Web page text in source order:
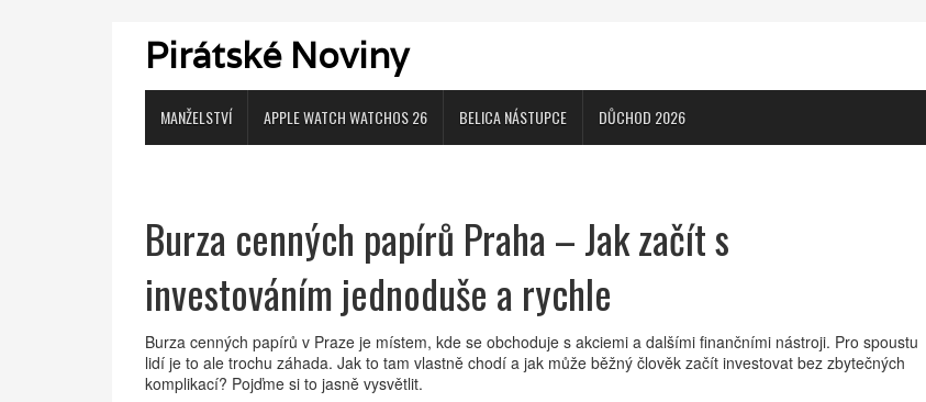
Pirátské Noviny
MANŽELSTVÍ APPLE WATCH WATCHOS 26 BELICA NÁSTUPCE DŮCHOD 2026
Burza cenných papírů Praha – Jak začít s
investováním jednoduše a rychle
Burza cenných papírů v Praze je místem, kde se obchoduje s akciemi a dalšími finančními nástroji. Pro spoustu
lidí je to ale trochu záhada. Jak to tam vlastně chodí a jak může běžný člověk začít investovat bez zbytečných
komplikací? Pojďme si to jasně vysvětlit.